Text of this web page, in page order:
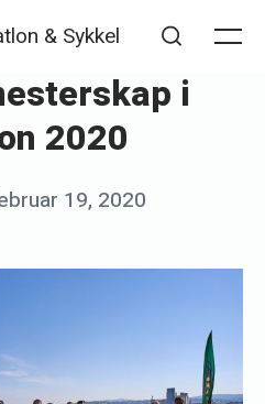
& Sykkel
i
2020
19, 2020
s
n